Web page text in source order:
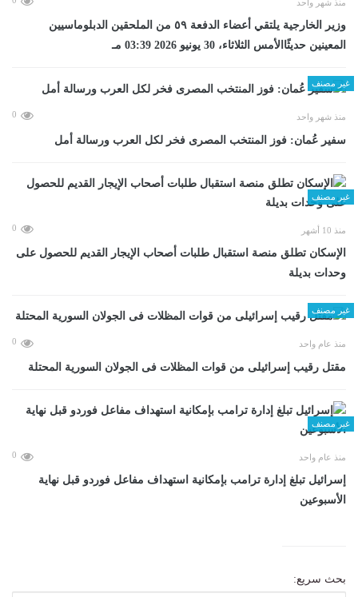
منذ شهر واحد
وزير الخارجية يلتقي أعضاء الدفعة ٥٩ من الملحقين الدبلوماسيين
المعينين حديثًاالأمس الثلاثاء، 30 يونيو 2026 03:39 مـ
غير مصنف
منذ شهر واحد 0
سفير عُمان: فوز المنتخب المصرى فخر لكل العرب ورسالة أمل
غير مصنف
منذ 10 أشهر 0
الإسكان تطلق منصة استقبال طلبات أصحاب الإيجار القديم للحصول على
وحدات بديلة
غير مصنف
منذ عام واحد 0
مقتل رقيب إسرائيلى من قوات المظلات فى الجولان السورية المحتلة
غير مصنف
منذ عام واحد 0
إسرائيل تبلغ إدارة ترامب بإمكانية استهداف مفاعل فوردو قبل نهاية
الأسبوعين
بحث سريع: